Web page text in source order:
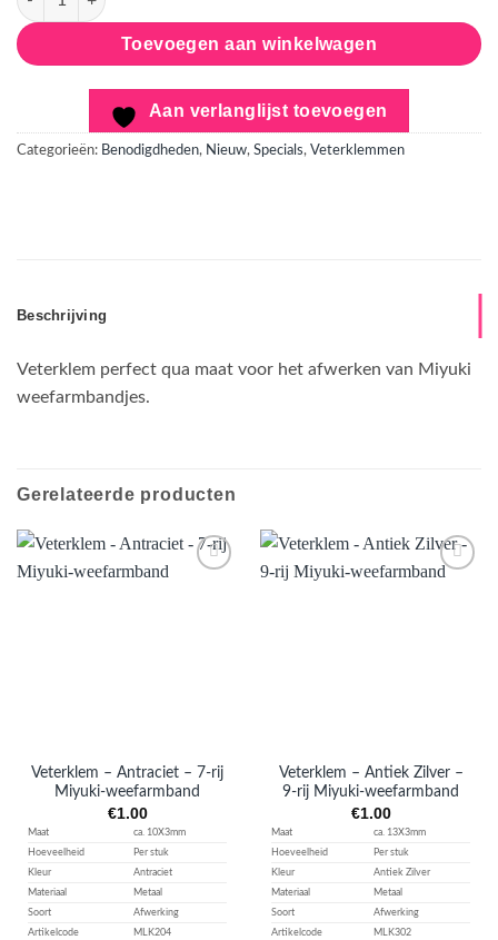
Toevoegen aan winkelwagen
Aan verlanglijst toevoegen
Categorieën: Benodigdheden, Nieuw, Specials, Veterklemmen
Beschrijving
Veterklem perfect qua maat voor het afwerken van Miyuki
weefarmbandjes.
Gerelateerde producten
Veterklem – Antraciet – 7-rij
Miyuki-weefarmband
€1.00
Maat
ca. 10X3mm
Hoeveelheid
Per stuk
Kleur
Antraciet
Materiaal
Metaal
Soort
Afwerking
Artikelcode
MLK204
Veterklem – Antiek Zilver –
9-rij Miyuki-weefarmband
€1.00
Maat
ca. 13X3mm
Hoeveelheid
Per stuk
Kleur
Antiek Zilver
Materiaal
Metaal
Soort
Afwerking
Artikelcode
MLK302